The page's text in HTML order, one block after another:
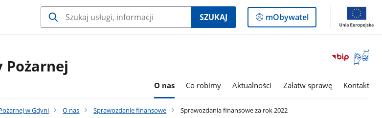
SZUKAJ
Logowanie
do
mObywatel
Otwórz
okno
Pożarnej
O nas Co robimy Aktualności Załatw sprawę Kontakt
w Gdyni O nas Sprawozdanie finansowe Sprawozdania finansowe za rok 2022